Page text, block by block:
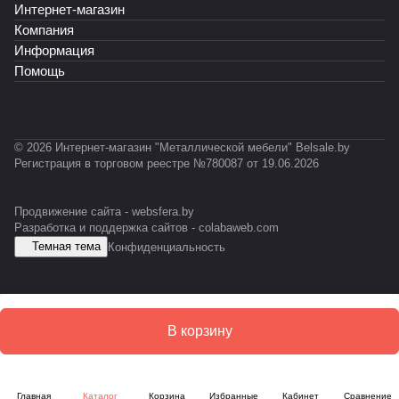
-
P
R
O
F
К
Ф
Т
0
1
2
Т
0
1
1
А
-
E
S
В корзину
Главная Каталог Корзина Избранные Кабинет Сравнение
Интернет-магазин
Компания
Информация
Помощь
© 2026 Интернет-магазин "Металлической мебели" Belsale.by
Регистрация в торговом реестре №780087 от 19.06.2026
Продвижение сайта - websfera.by
Разработка и поддержка сайтов - colabaweb.com
Темная тема
Конфиденциальность